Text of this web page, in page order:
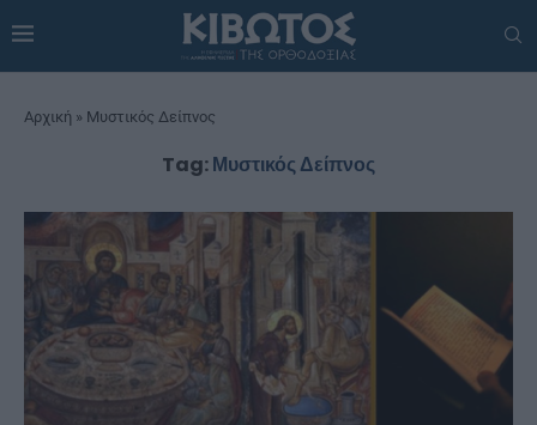
Αρχική » Μυστικός Δείπνος
Tag:Μυστικός Δείπνος